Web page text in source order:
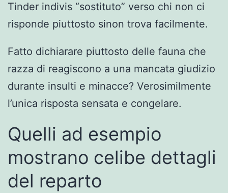
Tinder indivis “sostituto” verso chi non ci
risponde piuttosto sinon trova facilmente.
Fatto dichiarare piuttosto delle fauna che
razza di reagiscono a una mancata giudizio
durante insulti e minacce? Verosimilmente
l’unica risposta sensata e congelare.
Quelli ad esempio
mostrano celibe dettagli
del reparto